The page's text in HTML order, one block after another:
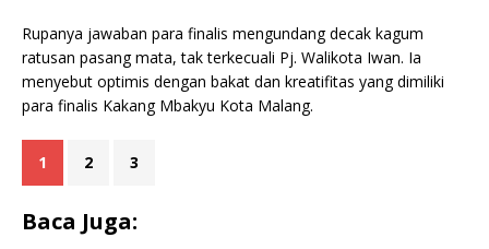
Rupanya jawaban para finalis mengundang decak kagum
ratusan pasang mata, tak terkecuali Pj. Walikota Iwan. Ia
menyebut optimis dengan bakat dan kreatifitas yang dimiliki
para finalis Kakang Mbakyu Kota Malang.
1 2 3
Baca Juga: